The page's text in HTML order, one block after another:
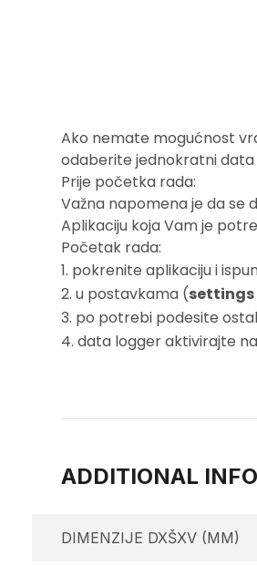
Ako nemate mogućnost
odaberite jednokratni
Prije početka rada:
Važna napomena je da se
Aplikaciju koja Vam je
Početak rada:
pokrenite aplikaciju i
u postavkama (settings
po potrebi podesite
data logger aktivirajte
ADDITIONAL
DIMENZIJE DXŠXV (MM)